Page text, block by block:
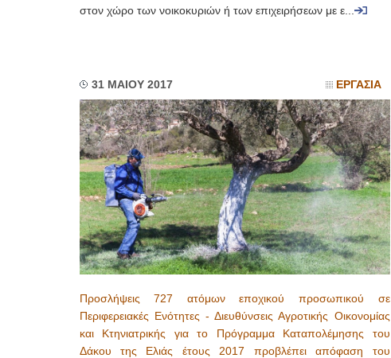
στον χώρο των νοικοκυριών ή των επιχειρήσεων με ε...
31 ΜΑΙΟΥ 2017 ΕΡΓΑΣΙΑ
Προσλήψεις 727 ατόμων εποχικού προσωπικού σε
Περιφερειακές Ενότητες - Διευθύνσεις Αγροτικής Οικονομίας
και Κτηνιατρικής για το Πρόγραμμα Καταπολέμησης του
Δάκου της Ελιάς έτους 2017 προβλέπει απόφαση του